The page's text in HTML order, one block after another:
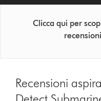
Clicca qui per
Recensioni